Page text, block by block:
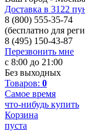
Доставка в 3122
8 (800) 555-35-74
(бесплатно для
8 (495) 150-43-87
Перезвонить мне
с 8:00 до 21:00
Без выходных
Товаров: 0
Самое время
что-нибудь купить
Корзина
пуста